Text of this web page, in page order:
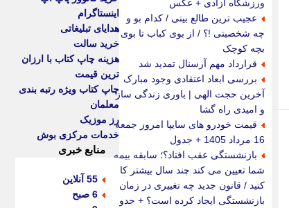
ورزشگاه آزادی + عکس
عجیب ترین طالع بینی / کدام بو و
چه شخصیتی !؟ / از بوی کباب تا بوی
بچه کوچک
قرارداد مهم آرسنال تمدید شد
بررسی ابعاد اعتقادی وجود مبارک
آخرین حجت الهی | باوری زندگی ساز
و امیدی راه گشا
قیمت خودرو های سایپا امروز جمعه
16 مرداد 1405 + جدول
بازنشستگی عقب افتاد؟؛ سابقه بیمه
شما تعیین می کند چند سال بیشتر کار
کنید / قانون جدید چه تغییری در زمان
بازنشستگی ایجاد کرده است؟ + جدول
اینستاگرام
هدایای تبلیغاتی
خرید سالت
هزینه چاپ کتاب با ارزان
ترین قیمت
چاپ کتاب ویژه رتبه بندی
معلمان
رز موزیک
خدمات مرکزی بوش
منابع خبری
55 آنلاین
6 صبح